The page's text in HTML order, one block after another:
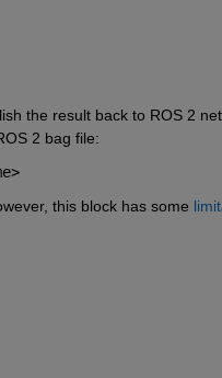
the result back to ROS 2
2 bag file:
this block has some